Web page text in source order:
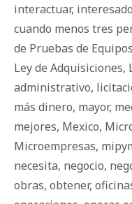
interactuar,
cuando menos tres
de Pruebas de
Ley de Adquisiciones,
administrativo,
más dinero, mayor,
mejores, Mexico,
Microempresas,
necesita, negocio,
obras, obtener,